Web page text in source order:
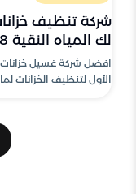
شركة تنظيف
لك المياه النقية 0552322668
افضل شركة غسيل خزانات
الأول لتنظيف الخزانات